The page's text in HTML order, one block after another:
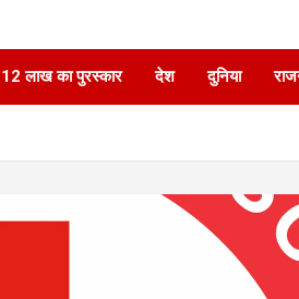
12 लाख का पुरस्कार देश दुनिया